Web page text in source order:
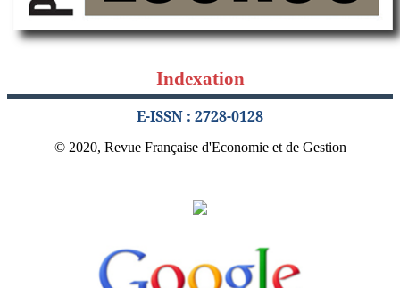
Indexation
E-ISSN : 2728-0128
© 2020, Revue Française d'Economie et de Gestion